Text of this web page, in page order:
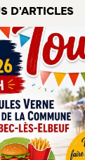
D'ARTICLES
Normandie
Seine-Maritime